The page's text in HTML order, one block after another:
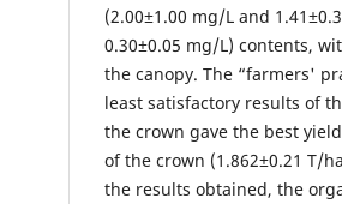
(2.00±1.00 mg/L and
0.30±0.05 mg/L) contents,
the canopy. The “farmers'
least satisfactory results of
the crown gave the best
of the crown (1.862±0.21 T/
the results obtained, the